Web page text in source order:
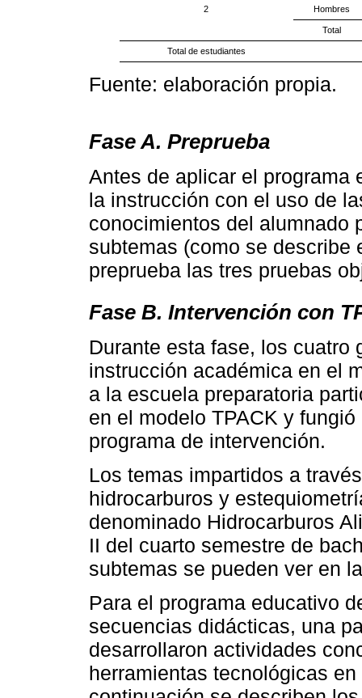
2 Hombres
Total
Total de estudiantes
Fuente: elaboración propia.
Fase A. Preprueba
Antes de aplicar el programa
la instrucción con el uso de
conocimientos del alumnado
subtemas (como se describe
preprueba las tres pruebas
Fase B. Intervención con
Durante esta fase, los cuatro
instrucción académica en el
a la escuela preparatoria
en el modelo TPACK y
programa de intervención.
Los temas impartidos a
hidrocarburos y
denominado Hidrocarburos
II del cuarto semestre de
subtemas se pueden ver en
Para el programa educativo
secuencias didácticas, una
desarrollaron actividades
herramientas tecnológicas